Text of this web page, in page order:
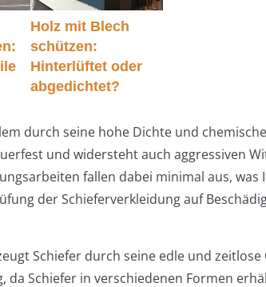
Holz mit Blech
schützen:
Hinterlüftet oder
abgedichtet?
durch seine hohe Dichte und
und widersteht auch aggressiven
fallen dabei minimal aus, was
der Schieferverkleidung auf
Schiefer durch seine edle und zeitlose
Schiefer in verschiedenen Formen